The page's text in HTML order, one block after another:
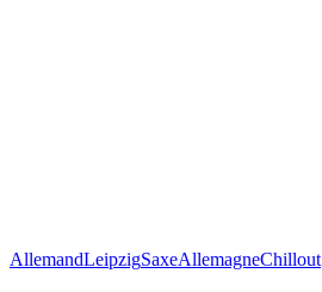
AllemandLeipzigSaxeAllemagneChillout